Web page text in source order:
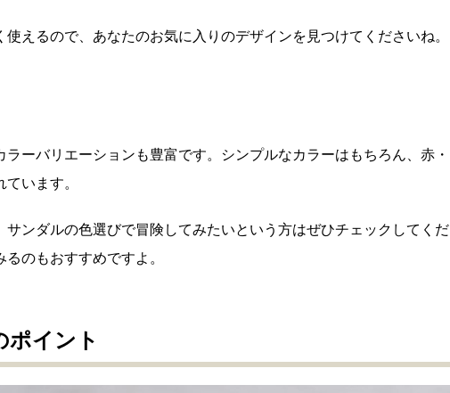
えるので、あなたのお気に入りのデザインを見つけてくださいね。
ーバリエーションも豊富です。シンプルなカラーはもちろん、赤・
います。
ンダルの色選びで冒険してみたいという方はぜひチェックしてくだ
のもおすすめですよ。
ポイント